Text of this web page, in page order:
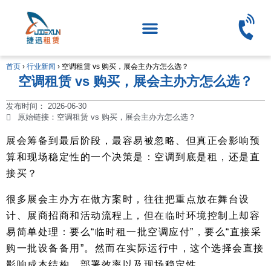
首页 › 行业新闻 › 空调租赁 vs 购买，展会主办方怎么选？
空调租赁 vs 购买，展会主办方怎么选？
发布时间： 2026-06-30
原始链接：空调租赁 vs 购买，展会主办方怎么选？
展会筹备到最后阶段，最容易被忽略、但真正会影响预
算和现场稳定性的一个决策是：空调到底是租，还是直
接买？
很多展会主办方在做方案时，往往把重点放在舞台设
计、展商招商和活动流程上，但在临时环境控制上却容
易简单处理：要么“临时租一批空调应付”，要么“直接采
购一批设备备用”。然而在实际运行中，这个选择会直接